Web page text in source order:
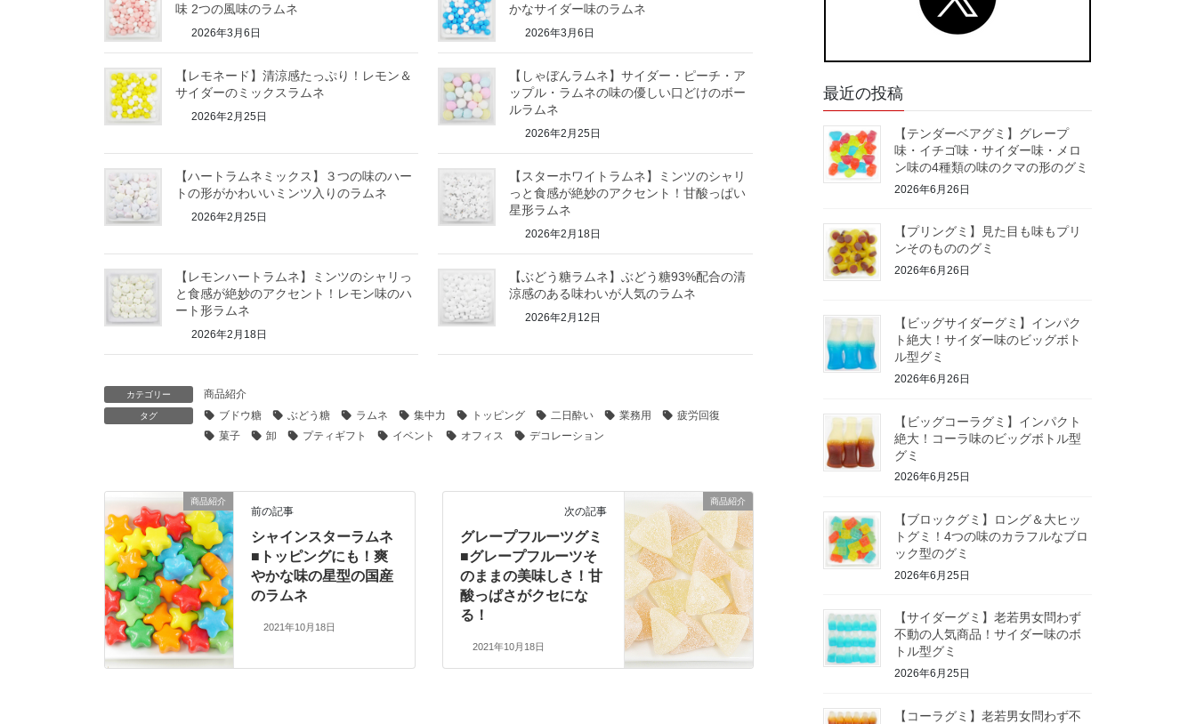
味 2つの風味のラムネ
2026年3月6日
かなサイダー味のラムネ
2026年3月6日
【レモネード】清涼感たっぷり！レモン＆
サイダーのミックスラムネ
2026年2月25日
【しゃぼんラムネ】サイダー・ピーチ・ア
ップル・ラムネの味の優しい口どけのボー
ルラムネ
2026年2月25日
【ハートラムネミックス】３つの味のハー
トの形がかわいいミンツ入りのラムネ
2026年2月25日
【スターホワイトラムネ】ミンツのシャリ
っと食感が絶妙のアクセント！甘酸っぱい
星形ラムネ
2026年2月18日
【レモンハートラムネ】ミンツのシャリっ
と食感が絶妙のアクセント！レモン味のハ
ート形ラムネ
2026年2月18日
【ぶどう糖ラムネ】ぶどう糖93%配合の清
涼感のある味わいが人気のラムネ
2026年2月12日
カテゴリー 商品紹介
タグ ブドウ糖 ぶどう糖 ラムネ 集中力 トッピング 二日酔い 業務用
疲労回復
菓子
卸 プティギフト イベント オフィス デコレーション
商品紹介
前の記事
シャインスターラムネ
■トッピングにも！爽
やかな味の星型の国産
のラムネ
2021年10月18日
商品紹介
次の記事
グレープフルーツグミ
■グレープフルーツそ
のままの美味しさ！甘
酸っぱさがクセにな
る！
2021年10月18日
最近の投稿
【テンダーベアグミ】グレープ
味・イチゴ味・サイダー味・メロ
ン味の4種類の味のクマの形のグミ
2026年6月26日
【プリングミ】見た目も味もプリ
ンそのもののグミ
2026年6月26日
【ビッグサイダーグミ】インパク
ト絶大！サイダー味のビッグボト
ル型グミ
2026年6月26日
【ビッグコーラグミ】インパクト
絶大！コーラ味のビッグボトル型
グミ
2026年6月25日
【ブロックグミ】ロング＆大ヒッ
トグミ！4つの味のカラフルなブロ
ック型のグミ
2026年6月25日
【サイダーグミ】老若男女問わず
不動の人気商品！サイダー味のボ
トル型グミ
2026年6月25日
【コーラグミ】老若男女問わず不